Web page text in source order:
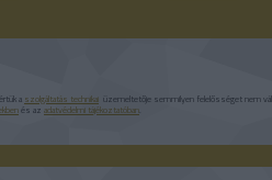
a szolgáltatás technikai üzemeltetője semmilyen felelősséget nem
és az adatvédelmi tájékoztatóban